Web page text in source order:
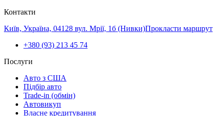
Контакти
Київ, Україна, 04128 вул. Мрії, 1б (Нивки)Прокласти маршрут
+380 (93) 213 45 74
Послуги
Авто з США
Підбір авто
Trade-in (обмін)
Автовикуп
Власне кредитування